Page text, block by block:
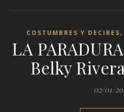
COSTUMBRES Y DECIRES,
LA
Belky
02/01/